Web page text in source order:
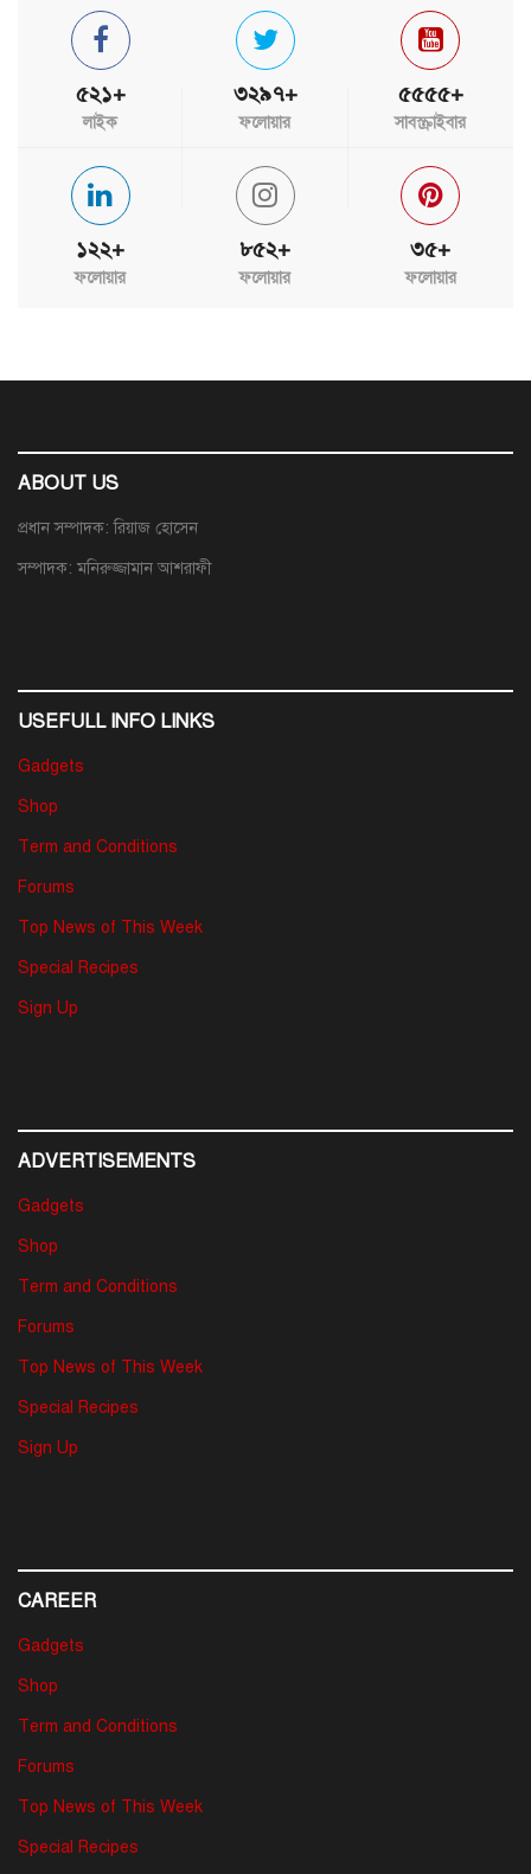
৫২১+
লাইক
৩২৯৭+
ফলোয়ার
৫৫৫৫+
সাবস্ক্রাইবার
১২২+
ফলোয়ার
৮৫২+
ফলোয়ার
৩৫+
ফলোয়ার
ABOUT US
প্রধান সম্পাদক: রিয়াজ হোসেন
সম্পাদক: মনিরুজ্জামান আশরাফী
USEFULL INFO LINKS
Gadgets
Shop
Term and Conditions
Forums
Top News of This Week
Special Recipes
Sign Up
ADVERTISEMENTS
Gadgets
Shop
Term and Conditions
Forums
Top News of This Week
Special Recipes
Sign Up
CAREER
Gadgets
Shop
Term and Conditions
Forums
Top News of This Week
Special Recipes